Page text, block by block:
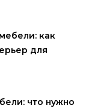
как
для
что нужно